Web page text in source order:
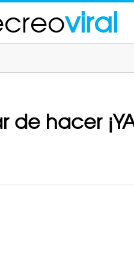
viral
de hacer